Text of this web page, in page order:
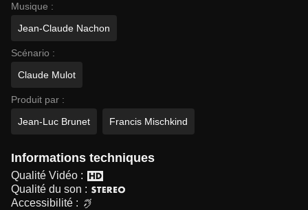
Musique :
Jean-Claude Nachon
Scénario :
Claude Mulot
Produit par :
Jean-Luc Brunet
Francis Mischkind
Informations techniques
Qualité Vidéo :
Qualité du son :
Accessibilité :